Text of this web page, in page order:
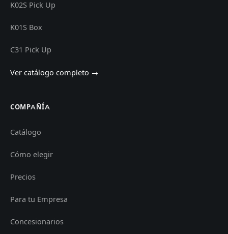
K02S Pick Up
K01S Box
C31 Pick Up
Ver catálogo completo →
COMPAÑÍA
Catálogo
Cómo elegir
Precios
Para tu Empresa
Concesionarios